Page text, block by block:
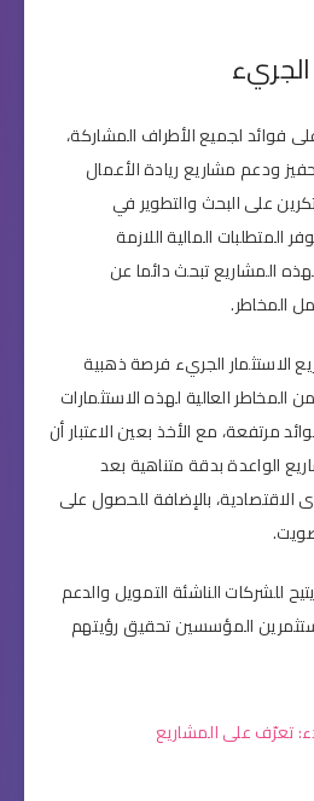
فوائد لجميع الأطراف المشاركة،
ودعم مشاريع ريادة الأعمال
على البحث والتطوير في
المتطلبات المالية اللازمة
المشاريع تبحث دائما عن
المخاطر.
الاستثمار الجريء فرصة ذهبية
المخاطر العالية لهذه الاستثمارات
مرتفعة، مع الأخذ بعين الاعتبار أن
الواعدة بدقة متناهية بعد
الاقتصادية، بالإضافة للحصول على
للشركات الناشئة التمويل والدعم
المؤسسين تحقيق رؤيتهم
تعرّف على المشاريع